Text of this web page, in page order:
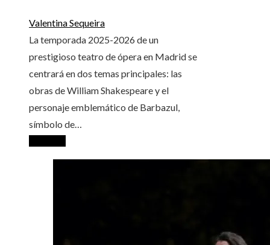
Valentina Sequeira
La temporada 2025-2026 de un
prestigioso teatro de ópera en Madrid se
centrará en dos temas principales: las
obras de William Shakespeare y el
personaje emblemático de Barbazul,
símbolo de…